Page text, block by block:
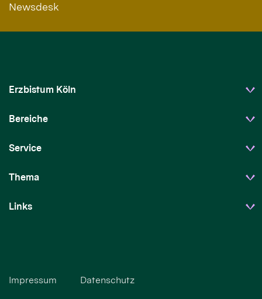
Newsdesk
Erzbistum Köln
Bereiche
Service
Thema
Links
Impressum Datenschutz